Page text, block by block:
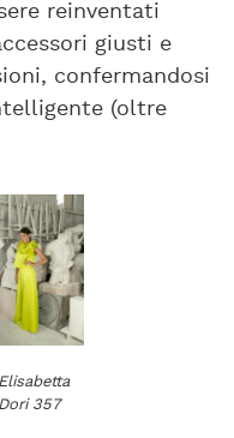
reinventati
giusti e
confermandosi
(oltre
Elisabetta
Dori 357